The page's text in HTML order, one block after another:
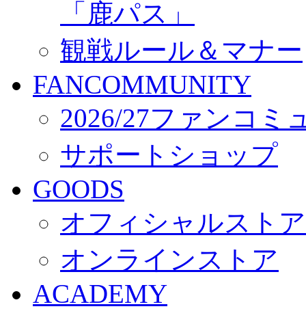
「鹿パス」
観戦ルール＆マナー
FANCOMMUNITY
2026/27ファンコミ
サポートショップ
GOODS
オフィシャルスト
オンラインストア
ACADEMY